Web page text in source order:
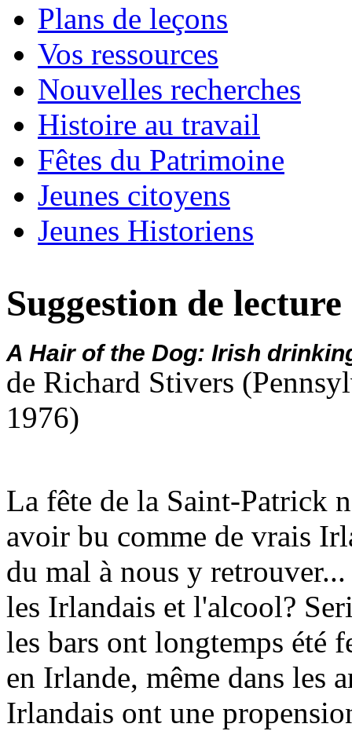
Plans de leçons
Vos ressources
Nouvelles recherches
Histoire au travail
Fêtes du Patrimoine
Jeunes citoyens
Jeunes Historiens
Suggestion de
A Hair of the Dog: Irish
de Richard Stivers
1976)
La fête de la Saint-Patrick
avoir bu comme de vrais
du mal à nous y
les Irlandais et l'alcool?
les bars ont longtemps été
en Irlande, même dans les
Irlandais ont une